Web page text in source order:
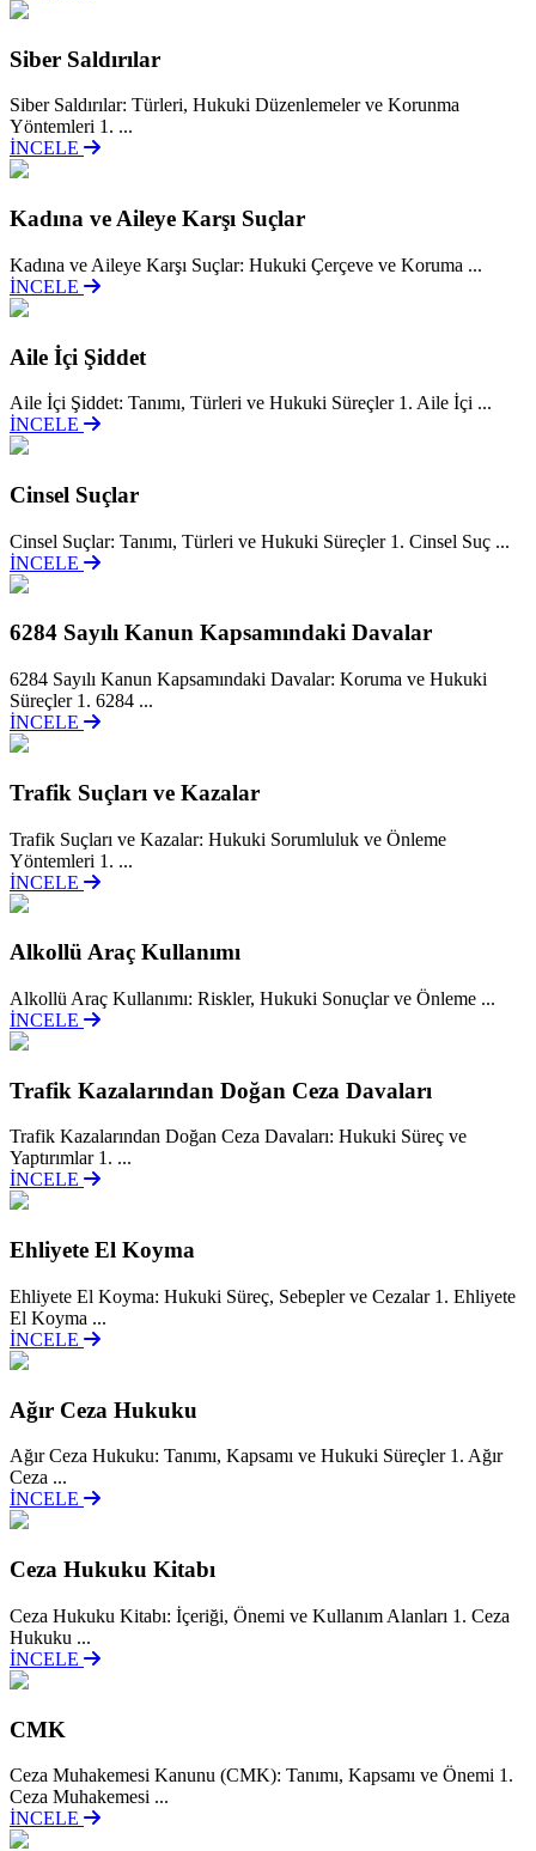
Siber Saldırılar
Siber Saldırılar: Türleri, Hukuki Düzenlemeler ve Korunma
Yöntemleri 1. ...
İNCELE
Kadına ve Aileye Karşı Suçlar
Kadına ve Aileye Karşı Suçlar: Hukuki Çerçeve ve Koruma ...
İNCELE
Aile İçi Şiddet
Aile İçi Şiddet: Tanımı, Türleri ve Hukuki Süreçler 1. Aile İçi ...
İNCELE
Cinsel Suçlar
Cinsel Suçlar: Tanımı, Türleri ve Hukuki Süreçler 1. Cinsel Suç ...
İNCELE
6284 Sayılı Kanun Kapsamındaki Davalar
6284 Sayılı Kanun Kapsamındaki Davalar: Koruma ve Hukuki
Süreçler 1. 6284 ...
İNCELE
Trafik Suçları ve Kazalar
Trafik Suçları ve Kazalar: Hukuki Sorumluluk ve Önleme
Yöntemleri 1. ...
İNCELE
Alkollü Araç Kullanımı
Alkollü Araç Kullanımı: Riskler, Hukuki Sonuçlar ve Önleme ...
İNCELE
Trafik Kazalarından Doğan Ceza Davaları
Trafik Kazalarından Doğan Ceza Davaları: Hukuki Süreç ve
Yaptırımlar 1. ...
İNCELE
Ehliyete El Koyma
Ehliyete El Koyma: Hukuki Süreç, Sebepler ve Cezalar 1. Ehliyete
El Koyma ...
İNCELE
Ağır Ceza Hukuku
Ağır Ceza Hukuku: Tanımı, Kapsamı ve Hukuki Süreçler 1. Ağır
Ceza ...
İNCELE
Ceza Hukuku Kitabı
Ceza Hukuku Kitabı: İçeriği, Önemi ve Kullanım Alanları 1. Ceza
Hukuku ...
İNCELE
CMK
Ceza Muhakemesi Kanunu (CMK): Tanımı, Kapsamı ve Önemi 1.
Ceza Muhakemesi ...
İNCELE